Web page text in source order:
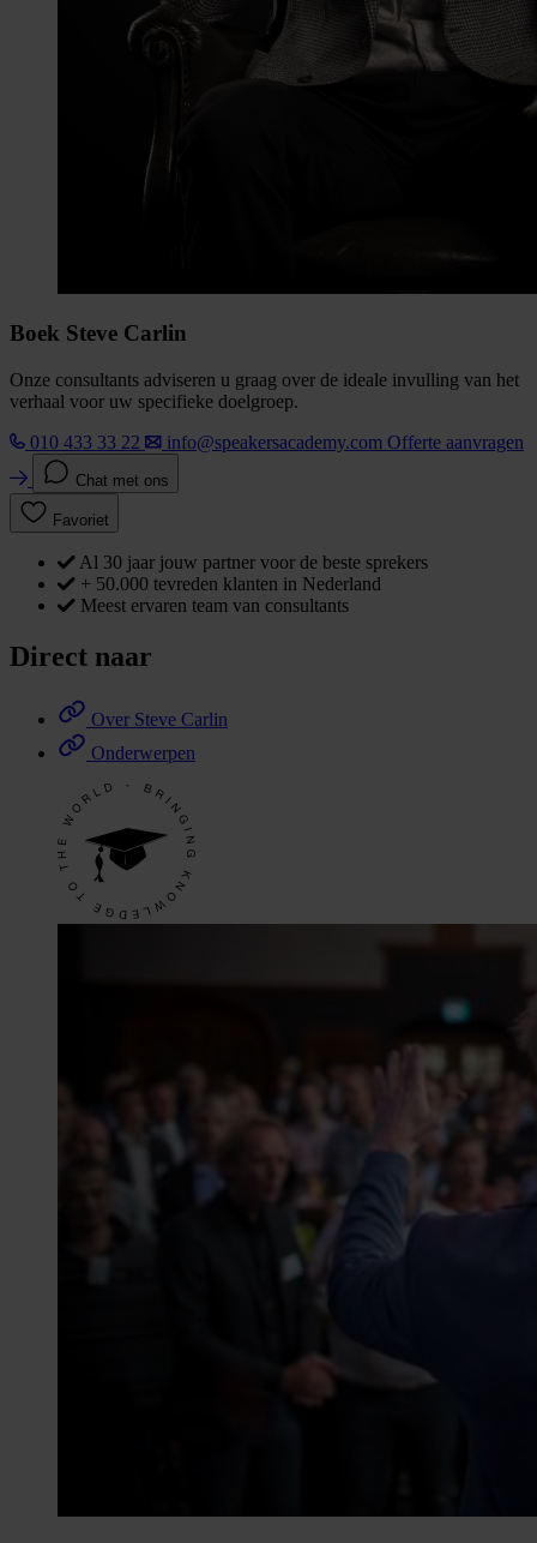
Boek Steve Carlin
Onze consultants adviseren u graag over de ideale invulling van het
verhaal voor uw specifieke doelgroep.
010 433 33 22
info@speakersacademy.com Offerte aanvragen
Chat met ons
Favoriet
Al 30 jaar jouw partner voor de beste sprekers
+ 50.000 tevreden klanten in Nederland
Meest ervaren team van consultants
Direct naar
Over Steve Carlin
Onderwerpen